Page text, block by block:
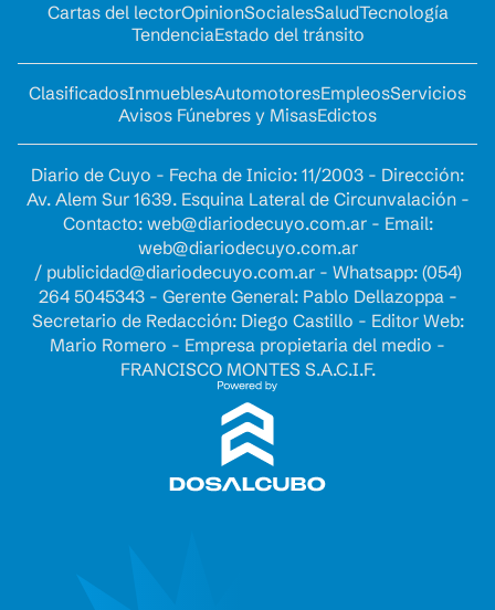
Cartas del lectorOpinionSocialesSaludTecnología
TendenciaEstado del tránsito
ClasificadosInmueblesAutomotoresEmpleosServicios
Avisos Fúnebres y MisasEdictos
Diario de Cuyo - Fecha de Inicio: 11/2003 - Dirección:
Av. Alem Sur 1639. Esquina Lateral de Circunvalación -
Contacto: web@diariodecuyo.com.ar- Email:
web@diariodecuyo.com.ar
/ publicidad@diariodecuyo.com.ar- Whatsapp: (054)
264 5045343 - Gerente General: Pablo Dellazoppa -
Secretario de Redacción: Diego Castillo - Editor Web:
Mario Romero - Empresa propietaria del medio -
FRANCISCO MONTES S.A.C.I.F.